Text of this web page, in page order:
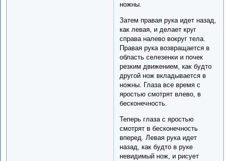
ножны.
Затем правая рука идет назад,
как левая, и делает круг
справа налево вокруг тела.
Правая рука возвращается в
область селезенки и почек
резким движением, как будто
другой нож вкладывается в
ножны. Глаза все время с
яростью смотрят влево, в
бесконечность.
Теперь глаза с яростью
смотрят в бесконечность
вперед. Левая рука идет
назад, как будто в руке
невидимый нож, и рисует